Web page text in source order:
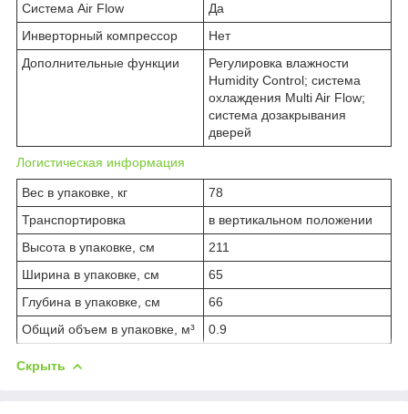
Система Air Flow
Да
Инверторный компрессор
Нет
Дополнительные функции
Регулировка влажности
Humidity Control; система
охлаждения Multi Air Flow;
система дозакрывания
дверей
Логистическая информация
Вес в упаковке, кг
78
Транспортировка
в вертикальном положении
Высота в упаковке, см
211
Ширина в упаковке, см
65
Глубина в упаковке, см
66
Общий объем в упаковке, м³
0.9
Скрыть